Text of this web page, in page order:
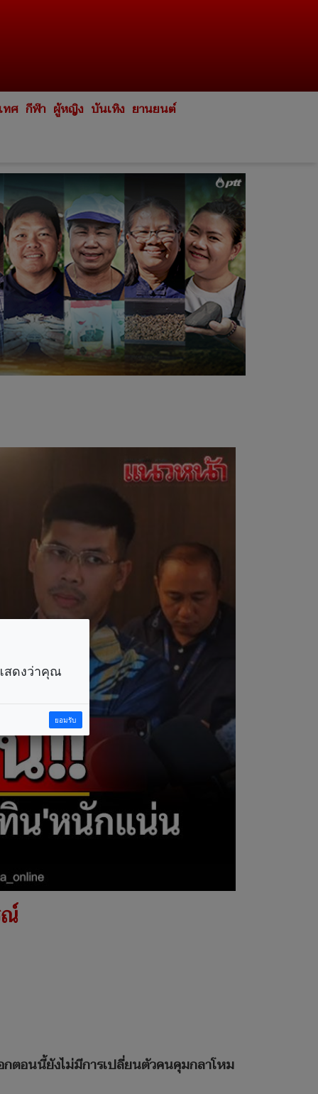
ทศ กีฬา ผู้หญิง บันเทิง ยานยนต์
ตอนนี้ยังไม่มีการเปลี่ยนตัวคนคุมกลาโหม
สดงว่าคุณ
ยอมรับ